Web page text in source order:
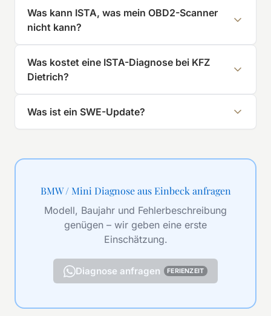
Was kann ISTA, was mein OBD2-Scanner
nicht kann?
Was kostet eine ISTA-Diagnose bei KFZ
Dietrich?
Was ist ein SWE-Update?
BMW / Mini Diagnose aus Einbeck anfragen
Modell, Baujahr und Fehlerbeschreibung
genügen – wir geben eine erste
Einschätzung.
Diagnose anfragen FERIENZEIT